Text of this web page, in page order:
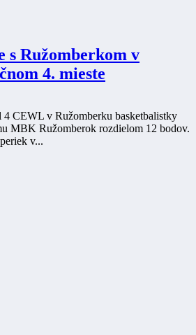
s Ružomberkom v
4. mieste
CEWL v Ružomberku basketbalistky
MBK Ružomberok rozdielom 12 bodov.
v...